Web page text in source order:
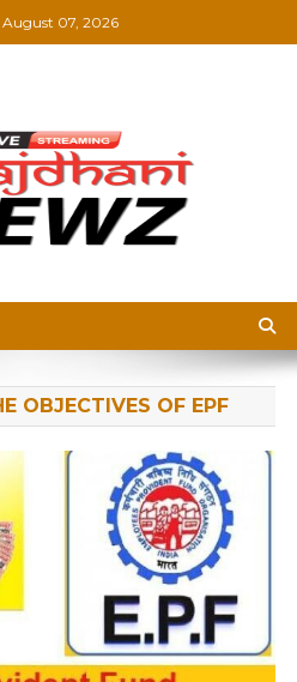
August 07, 2026
Blogs &
in Hindi
OBJECTIVES OF EPF